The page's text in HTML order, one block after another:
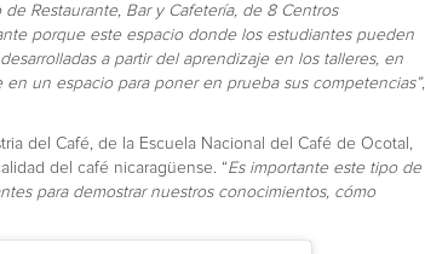
Restaurante, Bar y Cafetería, de 8 Centros
porque este espacio donde los estudiantes pueden
a partir del aprendizaje en los talleres, en
un espacio para poner en prueba sus competencias”,
del Café, de la Escuela Nacional del Café de Ocotal,
del café nicaragüense. “Es importante este tipo de
para demostrar nuestros conocimientos, cómo